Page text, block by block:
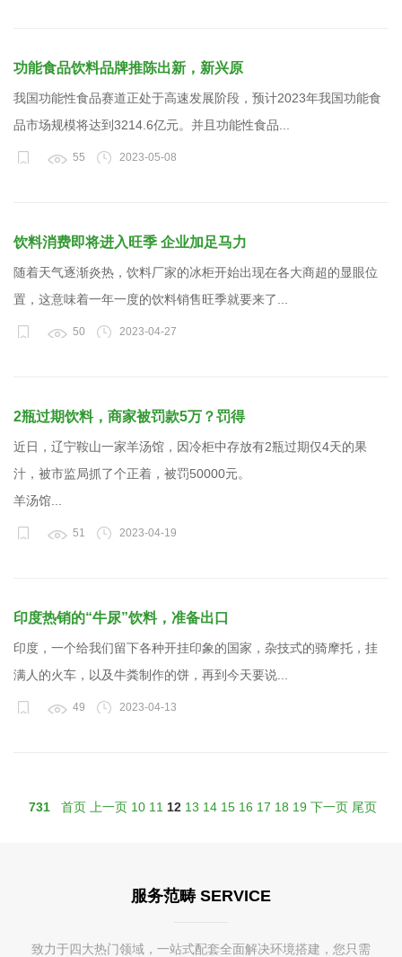
功能食品饮料品牌推陈出新，新兴原
我国功能性食品赛道正处于高速发展阶段，预计2023年我国功能食
品市场规模将达到3214.6亿元。并且功能性食品...
55 2023-05-08
饮料消费即将进入旺季 企业加足马力
随着天气逐渐炎热，饮料厂家的冰柜开始出现在各大商超的显眼位
置，这意味着一年一度的饮料销售旺季就要来了...
50 2023-04-27
2瓶过期饮料，商家被罚款5万？罚得
近日，辽宁鞍山一家羊汤馆，因冷柜中存放有2瓶过期仅4天的果
汁，被市监局抓了个正着，被罚50000元。
羊汤馆...
51 2023-04-19
印度热销的“牛尿”饮料，准备出口
印度，一个给我们留下各种开挂印象的国家，杂技式的骑摩托，挂
满人的火车，以及牛粪制作的饼，再到今天要说...
49 2023-04-13
731 首页 上一页 10 11 12 13 14 15 16 17 18 19 下一页 尾页
服务范畴 SERVICE
致力于四大热门领域，一站式配套全面解决环境搭建，您只需